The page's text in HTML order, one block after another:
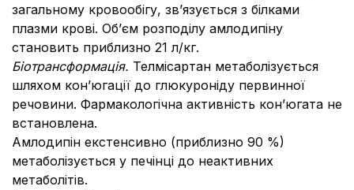
загальному кровообігу, звʼязується з білками
плазми крові. Об’єм розподілу амлодипіну
становить приблизно 21 л/кг.
Біотрансформація. Телмісартан метаболізується
шляхом конʼюгації до глюкуроніду первинної
речовини. Фармакологічна активність конʼюгата не
встановлена.
Амлодипін екстенсивно (приблизно 90 %)
метаболізується у печінці до неактивних
метаболітів.